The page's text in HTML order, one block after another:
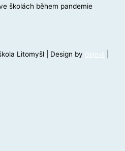
školách během pandemie
Litomyšl | Design by Objevil